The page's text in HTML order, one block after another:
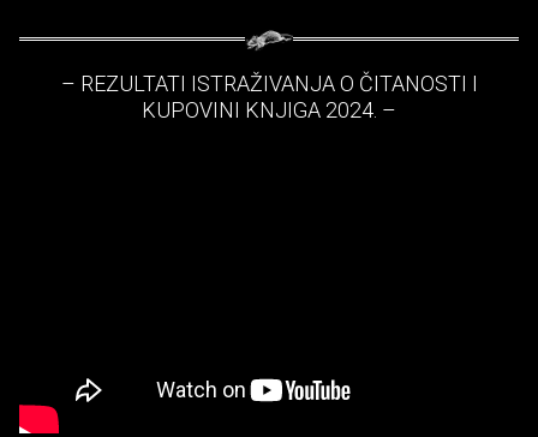
– REZULTATI ISTRAŽIVANJA O ČITANOSTI I
KUPOVINI KNJIGA 2024. –